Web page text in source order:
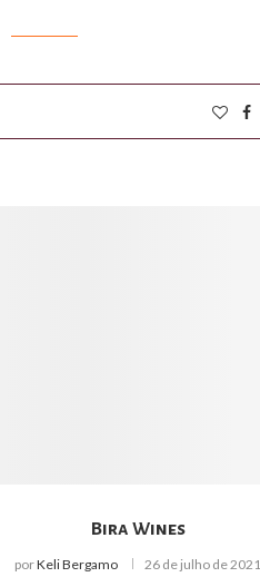
Bira Wines
porKeli Bergamo 26 de julho de 2021